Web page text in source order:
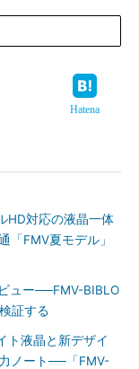
Hatena
HD対応の液晶一体
FMV夏モデル」
ュー──FMV-BIBLO
証する
ト液晶と新デザイ
ノート──「FMV-